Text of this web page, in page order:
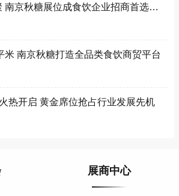
30 万专业买家齐聚 南京秋糖展位成食饮企业招商首选阵地
米 南京秋糖打造全品类食饮商贸平台
热开启 黄金席位抢占行业发展先机
展商中心